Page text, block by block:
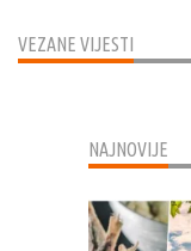
VEZANE VIJESTI
NAJNOVIJE